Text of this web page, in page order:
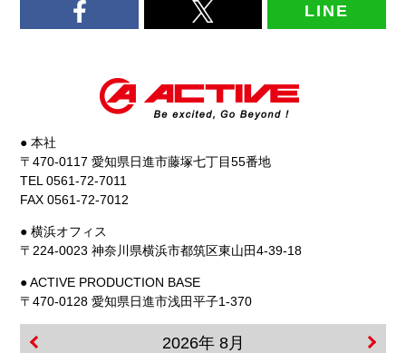
LINE
● 本社
〒470-0117 愛知県日進市藤塚七丁目55番地
TEL 0561-72-7011
FAX 0561-72-7012
● 横浜オフィス
〒224-0023 神奈川県横浜市都筑区東山田4-39-18
● ACTIVE PRODUCTION BASE
〒470-0128 愛知県日進市浅田平子1-370
2026年 8月